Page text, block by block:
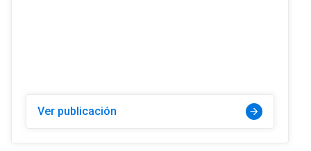
Ver publicación arrow_forward